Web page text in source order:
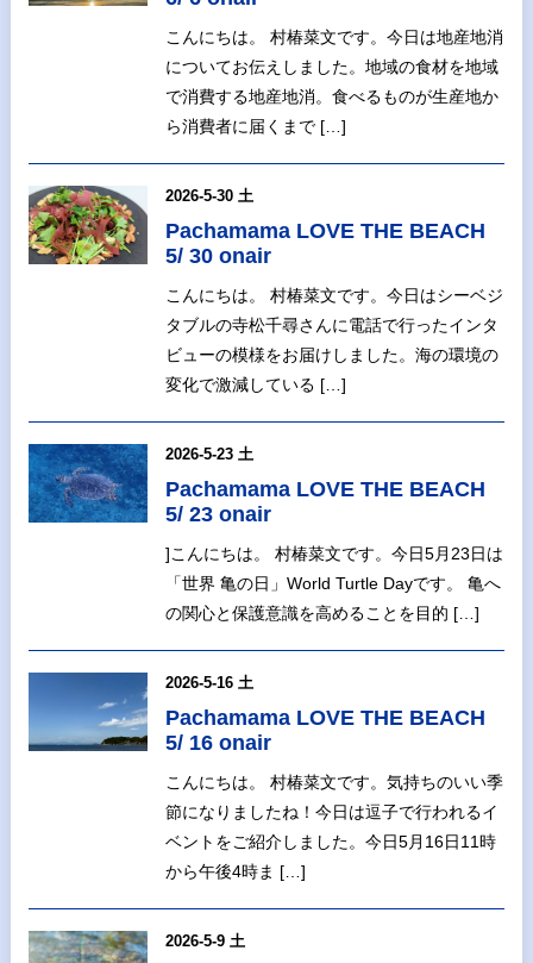
こんにちは。 村椿菜文です。今日は地産地消
についてお伝えしました。地域の食材を地域
で消費する地産地消。食べるものが生産地か
ら消費者に届くまで […]
2026-5-30 土
Pachamama LOVE THE BEACH
5/ 30 onair
こんにちは。 村椿菜文です。今日はシーベジ
タブルの寺松千尋さんに電話で行ったインタ
ビューの模様をお届けしました。海の環境の
変化で激減している […]
2026-5-23 土
Pachamama LOVE THE BEACH
5/ 23 onair
]こんにちは。 村椿菜文です。今日5月23日は
「世界 亀の日」World Turtle Dayです。 亀へ
の関心と保護意識を高めることを目的 […]
2026-5-16 土
Pachamama LOVE THE BEACH
5/ 16 onair
こんにちは。 村椿菜文です。気持ちのいい季
節になりましたね！今日は逗子で行われるイ
ベントをご紹介しました。今日5月16日11時
から午後4時ま […]
2026-5-9 土